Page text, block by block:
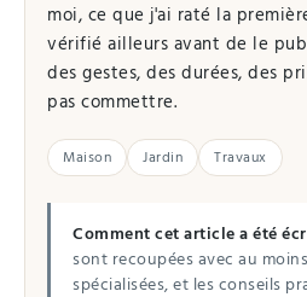
moi, ce que j'ai raté la
vérifié ailleurs avant de le
des gestes, des durées, des
pas commettre.
Maison Jardin Travaux
Comment cet article a été
sont recoupées avec au
spécialisées, et les conseils